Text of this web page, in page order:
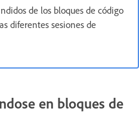
de los bloques de código
diferentes sesiones de
en bloques de